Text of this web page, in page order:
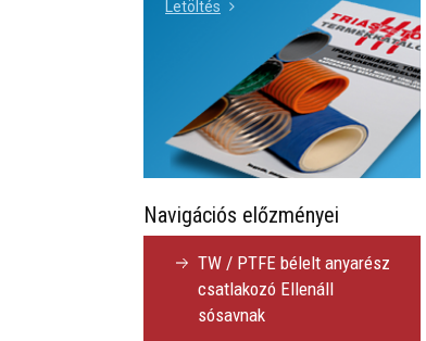
Letöltés
Navigációs előzményei
TW / PTFE bélelt anyarész
csatlakozó Ellenáll
sósavnak